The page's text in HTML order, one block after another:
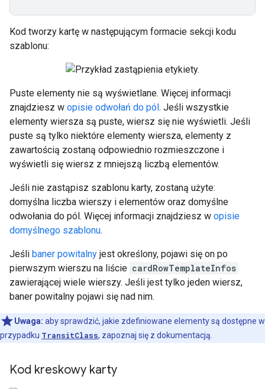
Kod tworzy kartę w następującym formacie sekcji kodu
szablonu:
Puste elementy nie są wyświetlane. Więcej informacji
znajdziesz w opisie odwołań do pól. Jeśli wszystkie
elementy wiersza są puste, wiersz się nie wyświetli. Jeśli
puste są tylko niektóre elementy wiersza, elementy z
zawartością zostaną odpowiednio rozmieszczone i
wyświetli się wiersz z mniejszą liczbą elementów.
Jeśli nie zastąpisz szablonu karty, zostaną użyte:
domyślna liczba wierszy i elementów oraz domyślne
odwołania do pól. Więcej informacji znajdziesz w opisie
domyślnego szablonu.
Jeśli baner powitalny jest określony, pojawi się on po
pierwszym wierszu na liście cardRowTemplateInfos
zawierającej wiele wierszy. Jeśli jest tylko jeden wiersz,
baner powitalny pojawi się nad nim.
Uwaga: aby sprawdzić, jakie zdefiniowane elementy są dostępne w
przypadku TransitClass, zapoznaj się z dokumentacją.
Kod kreskowy karty